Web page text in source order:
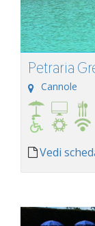
Petraria
Cannole
Vedi